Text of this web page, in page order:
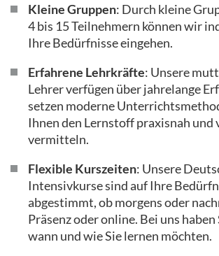
Kleine Gruppen: Durch kleine
4 bis 15 Teilnehmern können wir
Ihre Bedürfnisse eingehen.
Erfahrene Lehrkräfte: Unsere
Lehrer verfügen über jahrelange
setzen moderne
Ihnen den Lernstoff praxisnah und
vermitteln.
Flexible Kurszeiten: Unsere
Intensivkurse sind auf Ihre
abgestimmt, ob morgens oder
Präsenz oder online. Bei uns haben
wann und wie Sie lernen möchten.